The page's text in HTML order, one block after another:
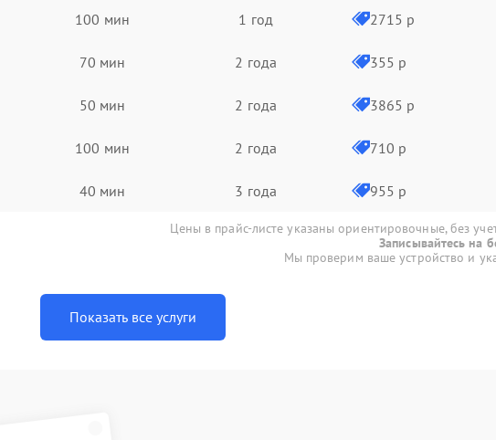
100 мин 1 год 2715 р
70 мин 2 года 355 р
50 мин 2 года 3865 р
100 мин 2 года 710 р
40 мин 3 года 955 р
Цены в прайс-листе указаны ориентировочные, без
Записывайтесь на
Мы проверим ваше устройство и
Показать все услуги